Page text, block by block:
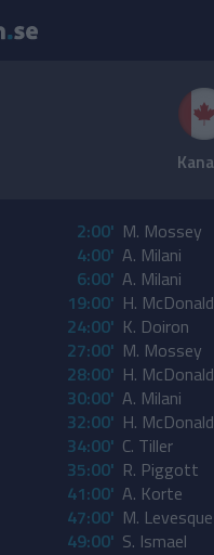
2:00' M. Mossey
4:00' A. Milani
6:00' A. Milani
19:00' H. McDonald
24:00' K. Doiron
27:00' M. Mossey
28:00' H. McDonald
30:00' A. Milani
32:00' H. McDonald
34:00' C. Tiller
35:00' R. Piggott
41:00' A. Korte
47:00' M. Levesque
49:00' S. Ismael